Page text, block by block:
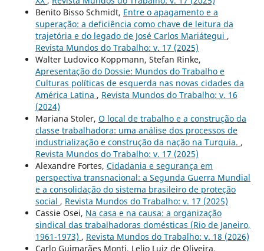
Benito Bisso Schmidt, Entre o apagamento e a
superação: a deficiência como chave de leitura da
trajetória e do legado de José Carlos Mariátegui ,
Revista Mundos do Trabalho: v. 17 (2025)
Walter Ludovico Koppmann, Stefan Rinke,
Apresentação do Dossie: Mundos do Trabalho e
Culturas políticas de esquerda nas novas cidades da
América Latina , Revista Mundos do Trabalho: v. 16
(2024)
Mariana Stoler, O local de trabalho e a construção da
classe trabalhadora: uma análise dos processos de
industrialização e construção da nação na Turquia. ,
Revista Mundos do Trabalho: v. 17 (2025)
Alexandre Fortes, Cidadania e segurança em
perspectiva transnacional: a Segunda Guerra Mundial
e a consolidação do sistema brasileiro de proteção
social , Revista Mundos do Trabalho: v. 17 (2025)
Cassie Osei, Na casa e na causa: a organização
sindical das trabalhadoras domésticas (Rio de Janeiro,
1961-1973) , Revista Mundos do Trabalho: v. 18 (2026)
Carlo Guimarães Monti, Lelio Luiz de Oliveira,